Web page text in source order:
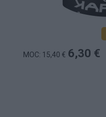
MOC: 15,40 € 6,30 €